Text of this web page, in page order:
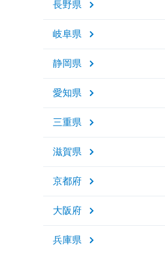
長野県
岐阜県
静岡県
愛知県
三重県
滋賀県
京都府
大阪府
兵庫県